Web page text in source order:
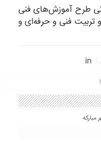
طرح آموزش‌های فنی
تربیت فنی و حرفه‌ای و